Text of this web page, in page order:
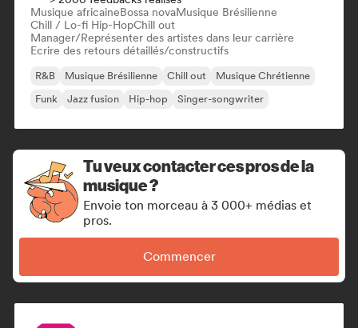
Musique africaineBossa novaMusique Brésilienne
Chill / Lo-fi Hip-HopChill out
Manager/Représenter des artistes dans leur carrière
Ecrire des retours détaillés/constructifs
R&B Musique Brésilienne Chill out
Musique Chrétienne
Funk
Jazz fusion Hip-hop Singer-songwriter
Tu veux contacter ces pros de la
musique ?
Envoie ton morceau à 3 000+ médias et
pros.
Commencer